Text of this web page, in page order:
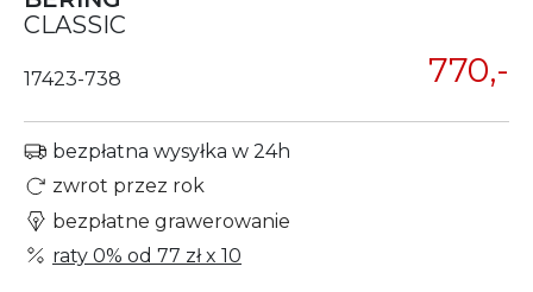
CLASSIC
17423-738 770,-
bezpłatna wysyłka w 24h
zwrot przez rok
bezpłatne grawerowanie
raty 0% od 77 złx 10